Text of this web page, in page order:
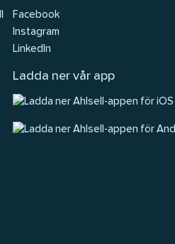
Facebook
Instagram
LinkedIn
Ladda ner vår app